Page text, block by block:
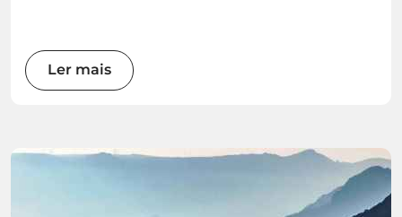
Prepare-se para mergulhar nas maravilhas
desta jóia do Atlântico enquanto exploramos os
Ler mais